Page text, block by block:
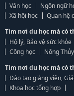
Văn học
Ngôn ngữ
Xã hội học
Quan hệ
Tìm nơi du học mà có
Hộ lý, Bảo vệ sức khỏe
Công học
Nông
Tìm nơi du học mà có
Đào tạo giảng viên,
Khoa học tổng hợp